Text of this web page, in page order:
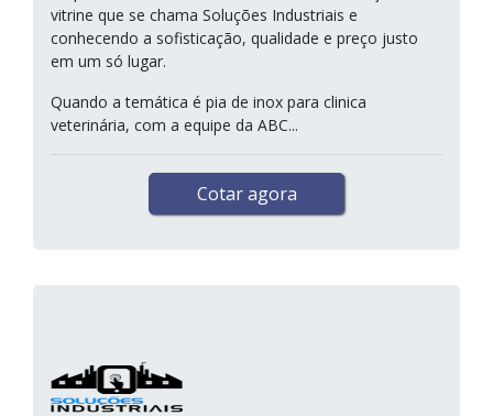
vitrine que se chama Soluções Industriais e
conhecendo a sofisticação, qualidade e preço justo
em um só lugar.
Quando a temática é pia de inox para clinica
veterinária, com a equipe da ABC...
Cotar agora